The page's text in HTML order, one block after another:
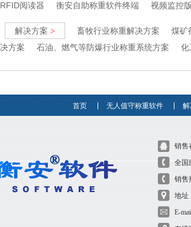
RFID阅读器
衡安自助称重软件终端 视频监控
解决方案 > 畜牧行业称重解决方案 煤矿
决方案
石油、燃气等防爆行业称重系统方案 化
首页 无人值守称重软件 解
销售
全国
销售
地址
E-